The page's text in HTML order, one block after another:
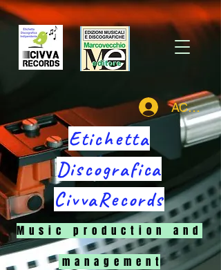
ACCEDI
Etichetta
Discografica
CivvaRecords
M u s i c p r o d u c t i o n a n d
m a n a g e m e n t